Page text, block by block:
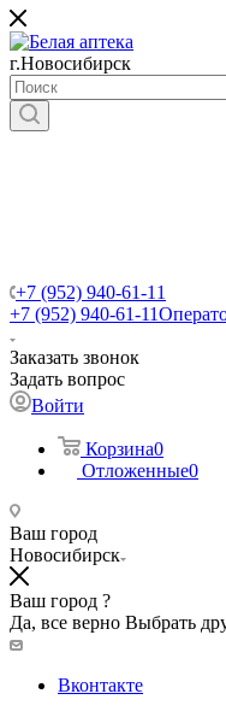
г.Новосибирск
+7 (952) 940-61-11
+7 (952) 940-61-11
Заказать звонок
Задать вопрос
Войти
Корзина0
Отложенные0
Ваш город
Новосибирск
Ваш город ?
Да, все верно Выбрать
Вконтакте